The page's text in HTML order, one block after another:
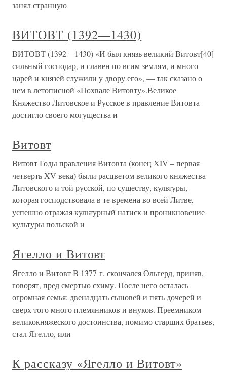
занял странную
ВИТОВТ (1392—1430)
ВИТОВТ (1392—1430) «И был князь великий Витовт[40]
сильный господар, и славен по всим землям, и много
царей и князей служили у двору его», — так сказано о
нем в летописной «Похвале Витовту».Великое
Княжество Литовское и Русское в правление Витовта
достигло своего могущества и
Витовт
Витовт Годы правления Витовта (конец XIV – первая
четверть XV века) были расцветом великого княжества
Литовского и той русской, по существу, культуры,
которая господствовала в те времена во всей Литве,
успешно отражая культурный натиск и проникновение
культуры польской и
Ягелло и Витовт
Ягелло и Витовт В 1377 г. скончался Ольгерд, приняв,
говорят, пред смертью схиму. После него осталась
огромная семья: двенадцать сыновей и пять дочерей и
сверх того много племянников и внуков. Преемником
великокняжеского достоинства, помимо старших братьев,
стал Ягелло, или
К рассказу «Ягелло и Витовт»